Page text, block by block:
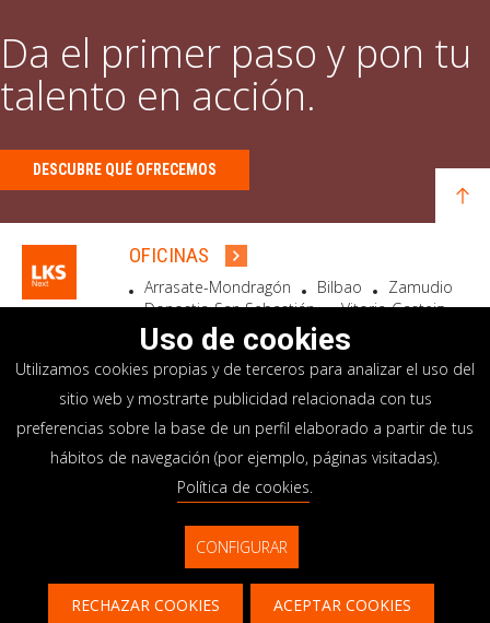
Da el primer paso y pon tu
talento en acción.
DESCUBRE QUÉ OFRECEMOS
OFICINAS
Arrasate-Mondragón Bilbao
Zamudio
Donostia-San Sebastián
Vitoria-Gasteiz
Madrid
El Astillero Bidart
SEDE SOCIAL
Goiru, 7 Arrasate-Mondragón
CP 20500 GIPUZKOA – SPAIN
+34 900 84 14 14
info@lksnext.com
Aviso legal
Portal de privacidad
Política de cookies
Sistema interno información
Uso de cookies
Utilizamos cookies propias y de terceros para analizar el uso del
sitio web y mostrarte publicidad relacionada con tus
preferencias sobre la base de un perfil elaborado a partir de tus
hábitos de navegación (por ejemplo, páginas visitadas).
Política de cookies.
CONFIGURAR
RECHAZAR COOKIES ACEPTAR COOKIES